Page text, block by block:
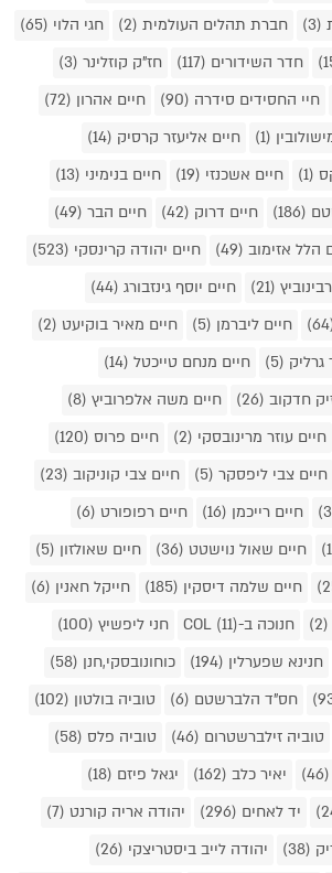
חברת תהלים העולמית (2)
חגי הלוי (65)
חדר השידורים (117)
חז"ק קוזלינר (3)
חיי החסידים סידרה (90)
חיים אהרון (72)
(1)
חיים אליעזר קרסיק (14)
(1)
חיים אשכנזי (19)
חיים בנימיני (13)
חיים דרוק (42)
חיים הבר (49)
הלל אזימוב (49)
חיים יהודה קרינסקי (523)
(21)
חיים יוסף גינזבורג (44)
חיים ליברמן (5)
חיים מאיר בוקיעט (2)
(5)
חיים מנחם טייכטל (14)
חדקוב (26)
חיים משה אלפרוביץ (8)
חיים עוזר מרינובסקי (2)
חיים פרוס (120)
חיים צבי ליפסקר (5)
חיים צבי קוניקוב (23)
חיים רייכמן (16)
חיים רפופורט (6)
חיים שאול נוישטט (36)
חיים שאולזון (5)
חיים שלמה דיסקין (185)
חייקל חאנין (6)
חנוכה ב-COL (11)
חני ליפשיץ (100)
חנינא שפערלין (194)
כוחונובסקי,חנן (58)
חס"ד הלברשטם (6)
טוביה בולטון (102)
טוביה זילברשטרום (46)
טוביה פלס (58)
יאיר כלב (162)
יגאל פיזם (18)
יד לאחים (296)
יהודה אריה קורנט (7)
(38)
יהודה לייב ביסטריצקי (26)